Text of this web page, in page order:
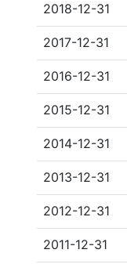
2018-12-31
2017-12-31
2016-12-31
2015-12-31
2014-12-31
2013-12-31
2012-12-31
2011-12-31